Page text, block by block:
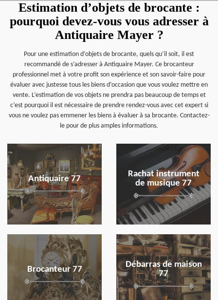
Estimation d’objets de brocante :
pourquoi devez-vous vous adresser à
Antiquaire Mayer ?
Pour une estimation d’objets de brocante, quels qu’il soit, il est
recommandé de s’adresser à Antiquaire Mayer. Ce brocanteur
professionnel met à votre profit son expérience et son savoir-faire pour
évaluer avec justesse tous les biens d’occasion que vous voulez mettre en
vente. L’estimation de vos objets ne prendra pas beaucoup de temps et
c’est pourquoi il est nécessaire de prendre rendez-vous avec cet expert si
vous ne voulez pas emmener les biens à évaluer à sa brocante. Contactez-
le pour de plus amples informations.
Antiquaire 77
en savoir plus
Rachat instrument
de musique 77
en savoir plus
Brocanteur 77
en savoir plus
Débarras de maison
77
en savoir plus